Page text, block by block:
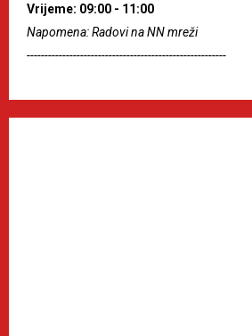
Vrijeme: 09:00 - 11:00
Napomena: Radovi na NN mreži
--------------------------------------------------------